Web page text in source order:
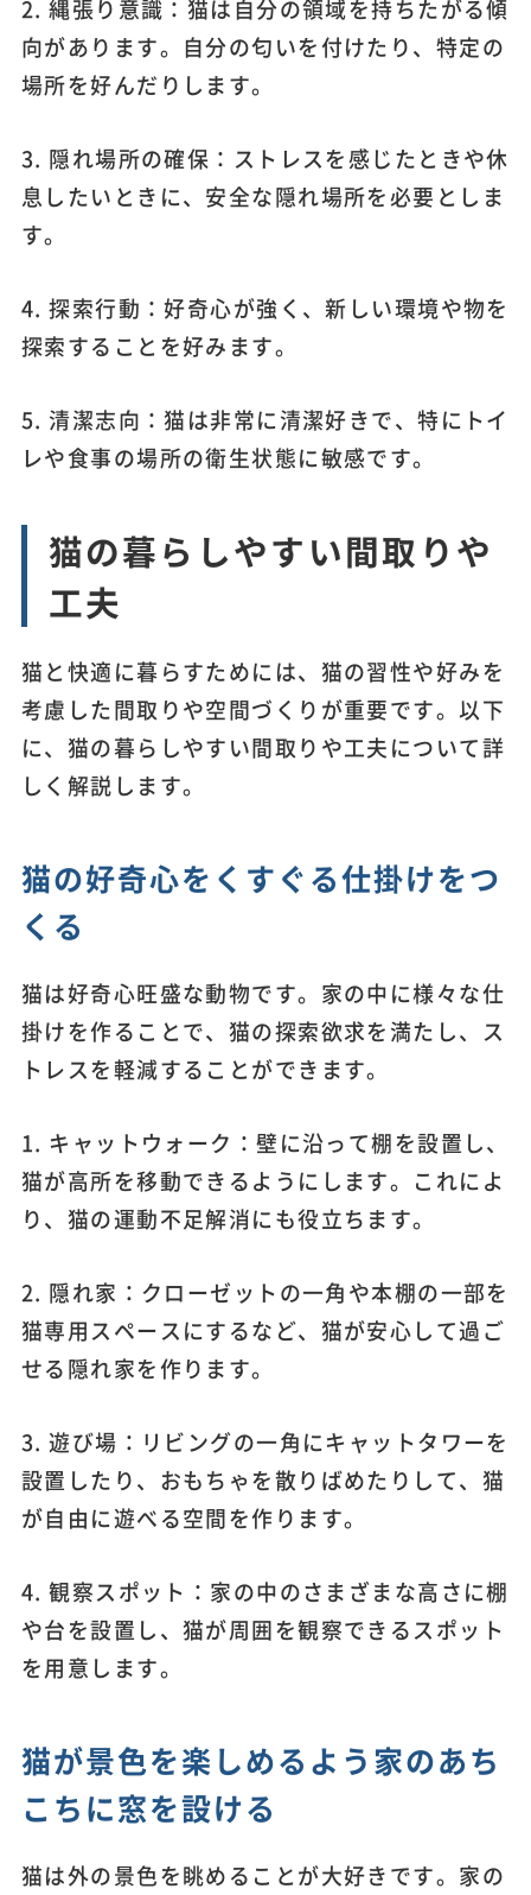
2. 縄張り意識：猫は自分の領域を持ちたがる傾
向があります。自分の匂いを付けたり、特定の
場所を好んだりします。
3. 隠れ場所の確保：ストレスを感じたときや休
息したいときに、安全な隠れ場所を必要としま
す。
4. 探索行動：好奇心が強く、新しい環境や物を
探索することを好みます。
5. 清潔志向：猫は非常に清潔好きで、特にトイ
レや食事の場所の衛生状態に敏感です。
猫の暮らしやすい間取りや
工夫
猫と快適に暮らすためには、猫の習性や好みを
考慮した間取りや空間づくりが重要です。以下
に、猫の暮らしやすい間取りや工夫について詳
しく解説します。
猫の好奇心をくすぐる仕掛けをつ
くる
猫は好奇心旺盛な動物です。家の中に様々な仕
掛けを作ることで、猫の探索欲求を満たし、ス
トレスを軽減することができます。
1. キャットウォーク：壁に沿って棚を設置し、
猫が高所を移動できるようにします。これによ
り、猫の運動不足解消にも役立ちます。
2. 隠れ家：クローゼットの一角や本棚の一部を
猫専用スペースにするなど、猫が安心して過ご
せる隠れ家を作ります。
3. 遊び場：リビングの一角にキャットタワーを
設置したり、おもちゃを散りばめたりして、猫
が自由に遊べる空間を作ります。
4. 観察スポット：家の中のさまざまな高さに棚
や台を設置し、猫が周囲を観察できるスポット
を用意します。
猫が景色を楽しめるよう家のあち
こちに窓を設ける
猫は外の景色を眺めることが大好きです。家の